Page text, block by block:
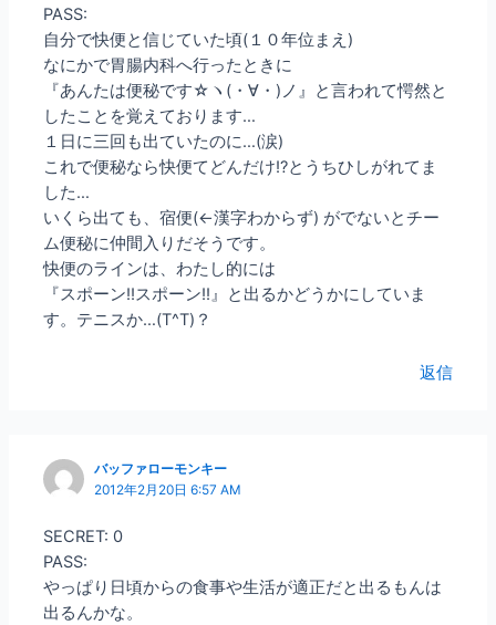
PASS:
自分で快便と信じていた頃(１０年位まえ)
なにかで胃腸内科へ行ったときに
『あんたは便秘です☆ヽ(・∀・)ノ』と言われて愕然と
したことを覚えております…
１日に三回も出ていたのに…(涙)
これで便秘なら快便てどんだけ!?とうちひしがれてま
した…
いくら出ても、宿便(←漢字わからず) がでないとチー
ム便秘に仲間入りだそうです。
快便のラインは、わたし的には
『スポーン!!スポーン!!』と出るかどうかにしていま
す。テニスか…(T^T)？
返信
バッファローモンキー
2012年2月20日 6:57 AM
SECRET: 0
PASS:
やっぱり日頃からの食事や生活が適正だと出るもんは
出るんかな。